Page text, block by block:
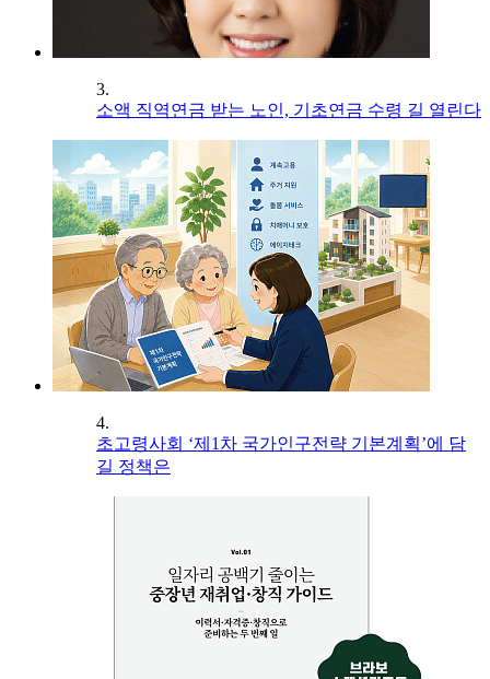
3.
소액 직역연금 받는 노인, 기초연금 수령 길 열린다
4.
초고령사회 ‘제1차 국가인구전략 기본계획’에 담
길 정책은